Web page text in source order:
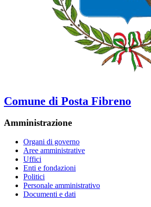
Comune di Posta Fibreno
Amministrazione
Organi di governo
Aree amministrative
Uffici
Enti e fondazioni
Politici
Personale amministrativo
Documenti e dati